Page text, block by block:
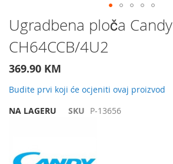
Preskočite
na
početak
galerije
slika
Ugradbena ploča Candy
CH64CCB/4U2
369.90 KM
Budite prvi koji će ocjeniti ovaj proizvod
NA LAGERU
SKU P-13656